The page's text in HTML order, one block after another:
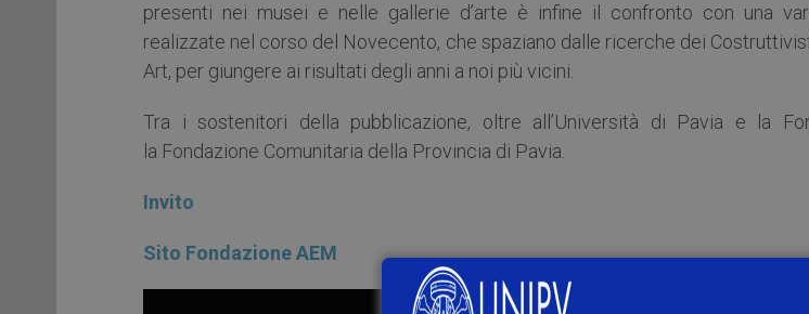
presenti nei musei e nelle gallerie d’arte è infine il confronto con una
realizzate nel corso del Novecento, che spaziano dalle ricerche dei
Art, per giungere ai risultati degli anni a noi più vicini.
Tra i sostenitori della pubblicazione, oltre all’Università di Pavia e la
la Fondazione Comunitaria della Provincia di Pavia.
Invito
Sito Fondazione AEM